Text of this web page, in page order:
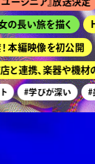
長い旅を描く
編映像を初公開
連携、楽器や機材
#学びが深い #